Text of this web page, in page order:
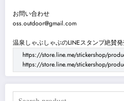
お問い合わせ
oss.outdoor@gmail.com
温泉しゃぶしゃぶのLINEスタンプ絶賛発
https://store.line.me/stickershop/
https://store.line.me/stickershop/